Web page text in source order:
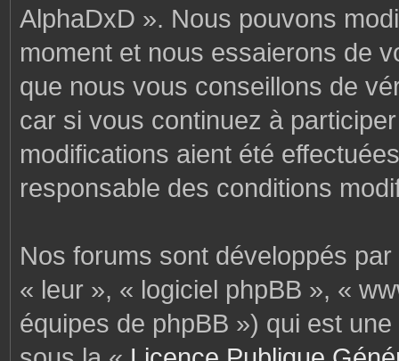
AlphaDxD ». Nous pouvons
moment et nous essaierons de
que nous vous conseillons de
car si vous continuez à
modifications aient été
responsable des conditions
Nos forums sont développés
« leur », « logiciel phpBB », «
équipes de phpBB ») qui est